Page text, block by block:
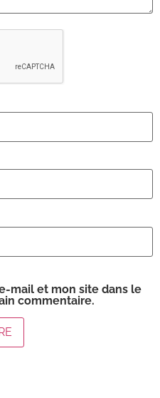
mail et mon site dans le
commentaire.